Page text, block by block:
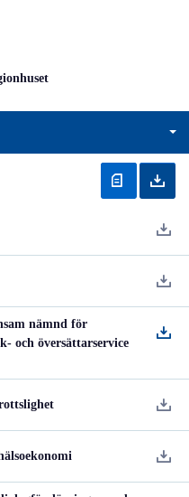
nämnd för
och översättarservice